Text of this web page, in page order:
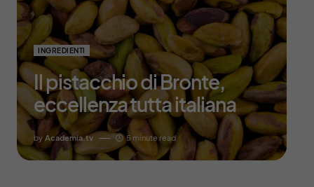
INGREDIENTI
Il pistacchio di Bronte,
eccellenza tutta italiana
by Academia.tv 5 minute read